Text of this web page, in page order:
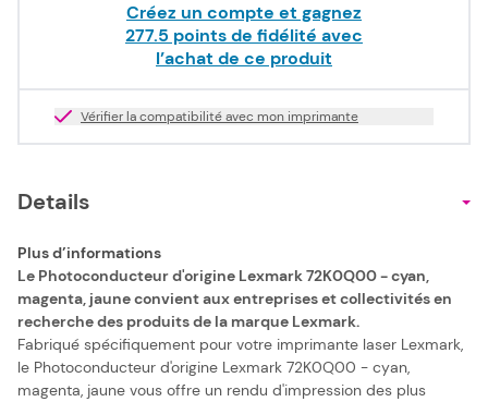
Créez un compte et gagnez
277.5 points de fidélité avec
l’achat de ce produit
Vérifier la compatibilité avec mon imprimante
Details
Plus d’informations
Le Photoconducteur d'origine Lexmark 72K0Q00 - cyan,
magenta, jaune convient aux entreprises et collectivités en
recherche des produits de la marque Lexmark.
Fabriqué spécifiquement pour votre imprimante laser Lexmark,
le Photoconducteur d'origine Lexmark 72K0Q00 - cyan,
magenta, jaune vous offre un rendu d'impression des plus